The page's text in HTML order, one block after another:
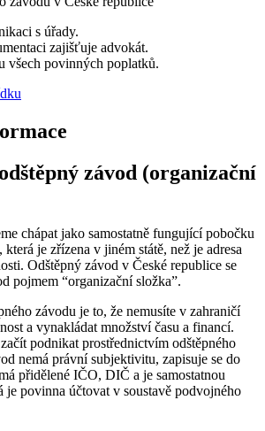
s úřady.
zajišťuje advokát.
všech povinných poplatků.
závod (organizační
chápat jako samostatně fungující pobočku
je zřízena v jiném státě, než je adresa
Odštěpný závod v České republice se
pojmem “organizační složka”.
závodu je to, že nemusíte v zahraničí
a vynakládat množství času a financí.
podnikat prostřednictvím odštěpného
nemá právní subjektivitu, zapisuje se do
přidělené IČO, DIČ a je samostatnou
je povinna účtovat v soustavě podvojného